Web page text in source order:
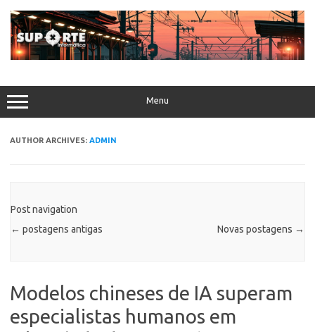
content
Menu
AUTHOR ARCHIVES: ADMIN
Post navigation
← postagens antigas Novas postagens →
Modelos chineses de IA superam
especialistas humanos em